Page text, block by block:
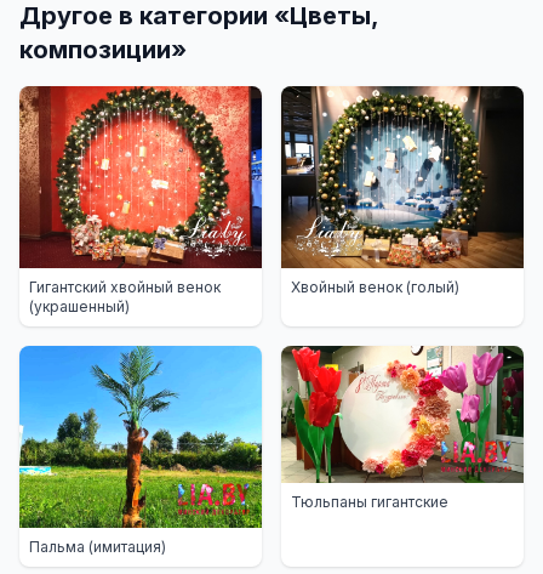
Другое в категории «Цветы,
композиции»
Гигантский хвойный венок
(украшенный)
Хвойный венок (голый)
Пальма (имитация)
Тюльпаны гигантские